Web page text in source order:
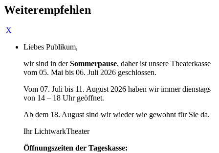
Weiterempfehlen
Liebes Publikum,
wir sind in derSommerpause, daher ist unsere Theaterkasse
vom 05. Mai bis 06. Juli 2026 geschlossen.
Vom 07. Juli bis 11. August 2026 haben wir immer dienstags
von 14 – 18 Uhr geöffnet.
Ab dem 18. August sind wir wieder wie gewohnt für Sie da.
Ihr LichtwarkTheater
Öffnungszeiten der Tageskasse: